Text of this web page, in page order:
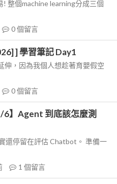
整個machine learning分成三個
0個留言
] 學習筆記 Day1
伸，因為我個人想趁著育嬰假空
0個留言
6】Agent 到底該怎麼測
還停留在評估 Chatbot。 準備一
1 個留言